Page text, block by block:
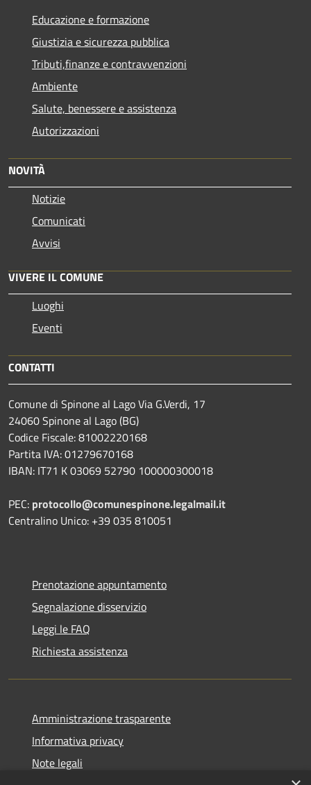
Educazione e formazione
Giustizia e sicurezza pubblica
Tributi,finanze e contravvenzioni
Ambiente
Salute, benessere e assistenza
Autorizzazioni
NOVITÀ
Notizie
Comunicati
Avvisi
VIVERE IL COMUNE
Luoghi
Eventi
CONTATTI
Comune di Spinone al Lago Via G.Verdi, 17
24060 Spinone al Lago (BG)
Codice Fiscale: 81002220168
Partita IVA: 01279670168
IBAN: IT71 K 03069 52790 100000300018
PEC: protocollo@comunespinone.legalmail.it
Centralino Unico: +39 035 810051
Prenotazione appuntamento
Segnalazione disservizio
Leggi le FAQ
Richiesta assistenza
Amministrazione trasparente
Informativa privacy
Note legali